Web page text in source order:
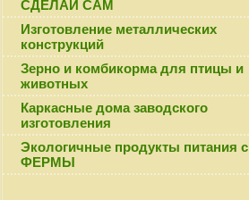
СДЕЛАЙ САМ
Изготовление металлических
конструкций
Зерно и комбикорма для птицы и
животных
Каркасные дома заводского
изготовления
Экологичные продукты питания с
ФЕРМЫ